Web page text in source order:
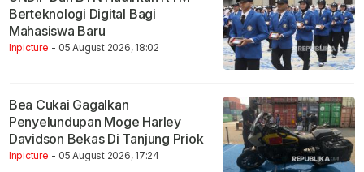
Berteknologi Digital Bagi
Mahasiswa Baru
Inpicture - 05 August 2026, 18:02
Bea Cukai Gagalkan
Penyelundupan Moge Harley
Davidson Bekas Di Tanjung Priok
Inpicture - 05 August 2026, 17:24